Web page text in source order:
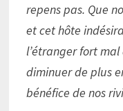
repens pas. Que
et cet hôte
l’étranger fort
diminuer de plus
bénéfice de nos